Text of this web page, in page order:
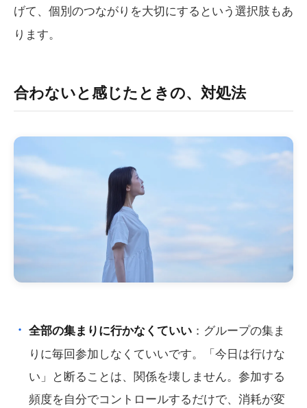
げて、個別のつながりを大切にするという選択肢もあ
ります。
合わないと感じたときの、対処法
全部の集まりに行かなくていい ：グループの集ま
りに毎回参加しなくていいです。「今日は行けな
い」と断ることは、関係を壊しません。参加する
頻度を自分でコントロールするだけで、消耗が変